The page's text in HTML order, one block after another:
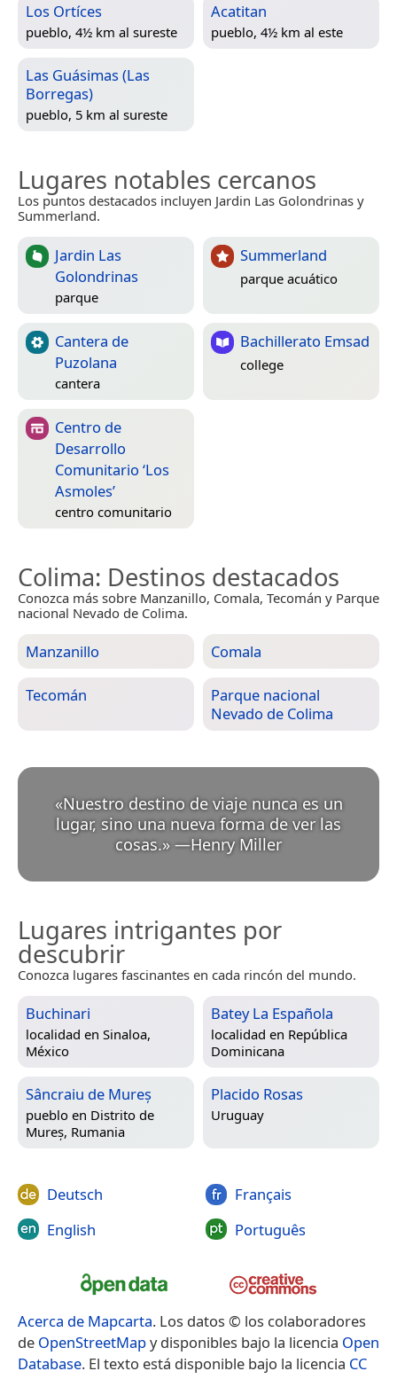
Los Ortíces
pueblo, 4½ km al sureste
Acatitan
pueblo, 4½ km al este
Las Guásimas (Las
Borregas)
pueblo, 5 km al sureste
Lugares notables cercanos
Los puntos destacados incluyen Jardin Las Golondrinas y
Summerland.
Jardin Las
Golondrinas
parque
Summerland
parque acuático
Cantera de
Puzolana
cantera
Bachillerato Emsad
college
Centro de
Desarrollo
Comunitario ‘Los
Asmoles’
centro comunitario
Colima: Destinos destacados
Conozca más sobre Manzanillo, Comala, Tecomán y Parque
nacional Nevado de Colima.
Manzanillo Comala
Tecomán
Parque nacional
Nevado de Colima
«Nuestro destino de viaje nunca es un
lugar, sino una nueva forma de ver las
cosas.» —Henry Miller
Lugares intrigantes por
descubrir
Conozca lugares fascinantes en cada rincón del mundo.
Buchinari
localidad en Sinaloa,
México
Batey La Española
localidad en República
Dominicana
Sâncraiu de Mureș
pueblo en Distrito de
Mureș, Rumania
Placido Rosas
Uruguay
Deutsch
English
Français
Português
Acerca de Mapcarta. Los datos © los colaboradores
de OpenStreetMapy disponibles bajo la licencia Open
Database. El texto está disponible bajo la licencia CC